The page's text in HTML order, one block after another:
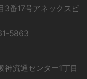
番17号アネックスビ
5863
流通センター1丁目